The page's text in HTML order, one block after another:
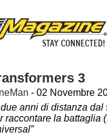
3
- 02 Novembre
due anni di distanza
raccontare la battaglia